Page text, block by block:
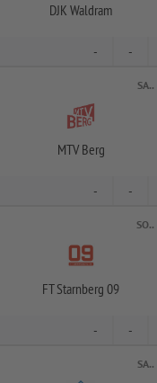
DJK Waldram
- -
SA..
MTV Berg
- -
SO..
FT Starnberg 09
- -
SA..